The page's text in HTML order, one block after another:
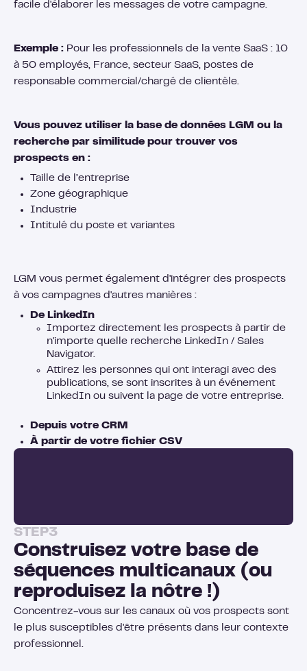
facile d'élaborer les messages de votre campagne.
Exemple : Pour les professionnels de la vente SaaS : 10
à 50 employés, France, secteur SaaS, postes de
responsable commercial/chargé de clientèle.
Vous pouvez utiliser la base de données LGM ou la
recherche par similitude pour trouver vos
prospects en :
Taille de l’entreprise
Zone géographique
Industrie
Intitulé du poste et variantes
LGM vous permet également d'intégrer des prospects
à vos campagnes d'autres manières :
De LinkedIn
Importez directement les prospects à partir de
n'importe quelle recherche LinkedIn / Sales
Navigator.
Attirez les personnes qui ont interagi avec des
publications, se sont inscrites à un événement
LinkedIn ou suivent la page de votre entreprise.
Depuis votre CRM
À partir de votre fichier CSV
STEP3
Construisez votre base de
séquences multicanaux (ou
reproduisez la nôtre !)
Concentrez-vous sur les canaux où vos prospects sont
le plus susceptibles d'être présents dans leur contexte
professionnel.